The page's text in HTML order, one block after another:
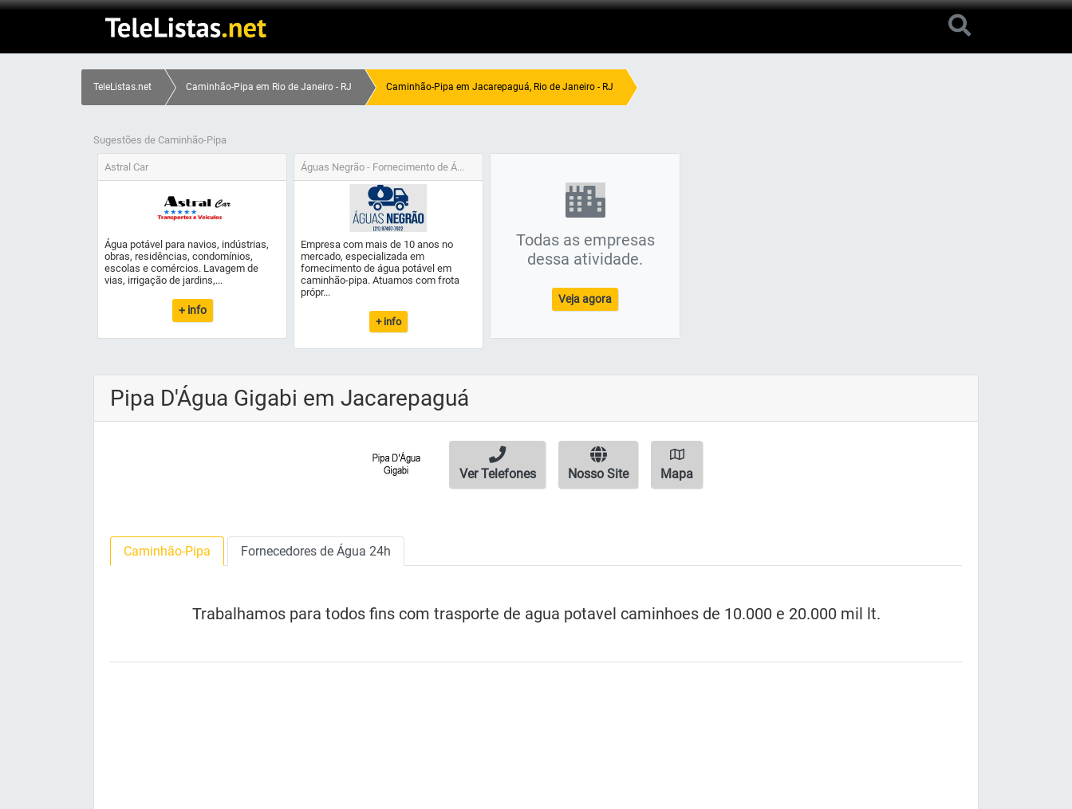
TeleListas.net Caminhão-Pipa em Rio de Janeiro - RJ Caminhão-Pipa em Jacarepaguá, Rio de Janeiro - RJ
Sugestões de Caminhão-Pipa
Astral Car
Água potável para navios, indústrias,
obras, residências, condomínios,
escolas e comércios. Lavagem de
vias, irrigação de jardins,...
+ info
Águas Negrão - Fornecimento de Á...
Empresa com mais de 10 anos no
mercado, especializada em
fornecimento de água potável em
caminhão-pipa. Atuamos com frota
própr...
+ info
Todas as empresas
dessa atividade.
Veja agora
Pipa D'Água Gigabi em Jacarepaguá
Ver Telefones Nosso Site Mapa
Caminhão-Pipa Fornecedores de Água 24h
Trabalhamos para todos fins com trasporte de agua potavel caminhoes de 10.000 e 20.000 mil lt.